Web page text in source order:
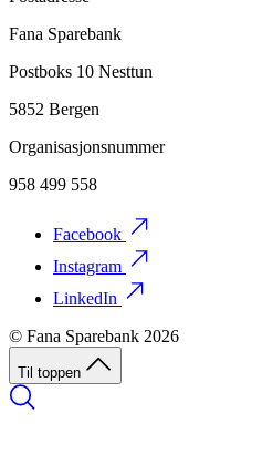
Fana Sparebank
Postboks 10 Nesttun
5852 Bergen
Organisasjonsnummer
958 499 558
Facebook
Instagram
LinkedIn
© Fana Sparebank 2026
Til toppen